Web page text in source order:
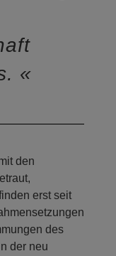
den
erst seit
des
der neu